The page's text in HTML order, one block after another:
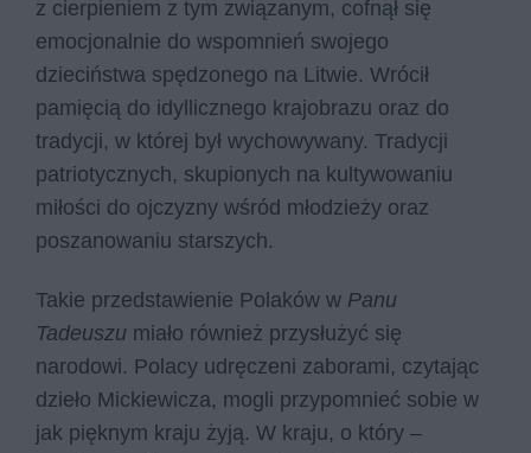
z cierpieniem z tym związanym, cofnął się
emocjonalnie do wspomnień swojego
dzieciństwa spędzonego na Litwie. Wrócił
pamięcią do idyllicznego krajobrazu oraz do
tradycji, w której był wychowywany. Tradycji
patriotycznych, skupionych na kultywowaniu
miłości do ojczyzny wśród młodzieży oraz
poszanowaniu starszych.
Takie przedstawienie Polaków w Panu
Tadeuszu miało również przysłużyć się
narodowi. Polacy udręczeni zaborami, czytając
dzieło Mickiewicza, mogli przypomnieć sobie w
jak pięknym kraju żyją. W kraju, o który –